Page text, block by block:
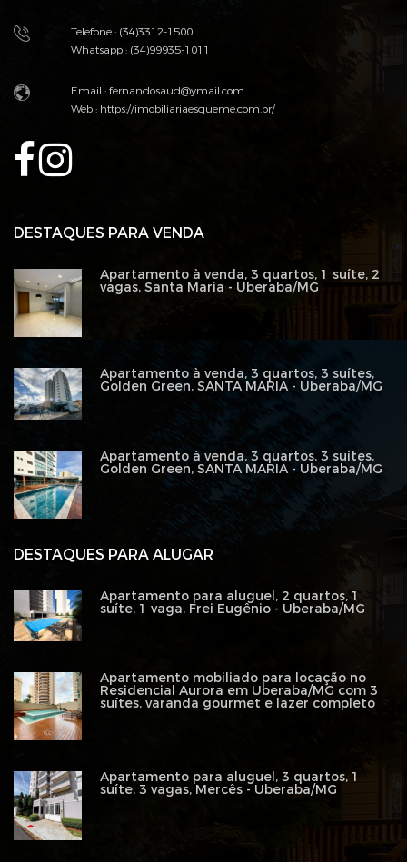
Telefone : (34)3312-1500
Whatsapp : (34)99935-1011
Email : fernandosaud@ymail.com
Web :https://imobiliariaesqueme.com.br/
DESTAQUES PARA ALUGAR
Apartamento para aluguel, 2 quartos, 1
suíte, 1 vaga, Frei Eugênio - Uberaba/MG
Apartamento mobiliado para locação no
Residencial Aurora em Uberaba/MG com 3
suítes, varanda gourmet e lazer completo
Apartamento para aluguel, 3 quartos, 1
suíte, 3 vagas, Mercês - Uberaba/MG
DESTAQUES PARA VENDA
Apartamento à venda, 3 quartos, 1 suíte, 2
vagas, Santa Maria - Uberaba/MG
Apartamento à venda, 3 quartos, 3 suítes,
Golden Green, SANTA MARIA - Uberaba/MG
Apartamento à venda, 3 quartos, 3 suítes,
Golden Green, SANTA MARIA - Uberaba/MG